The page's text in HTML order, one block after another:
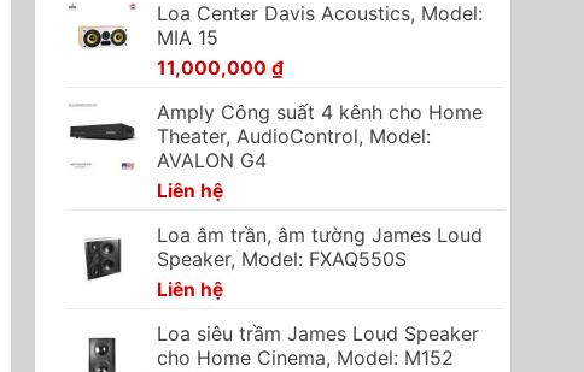
Loa Center Davis Acoustics, Model:
MIA 15
11,000,000 ₫
Amply Công suất 4 kênh cho Home
Theater, AudioControl, Model:
AVALON G4
Liên hệ
Loa âm trần, âm tường James Loud
Speaker, Model: FXAQ550S
Liên hệ
Loa siêu trầm James Loud Speaker
cho Home Cinema, Model: M152